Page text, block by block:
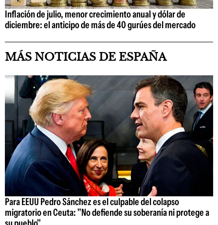
Inflación de julio, menor crecimiento anual y dólar de
diciembre: el anticipo de más de 40 gurúes del mercado
MÁS NOTICIAS DE ESPAÑA
Para EEUU Pedro Sánchez es el culpable del colapso
migratorio en Ceuta: "No defiende su soberanía ni protege a